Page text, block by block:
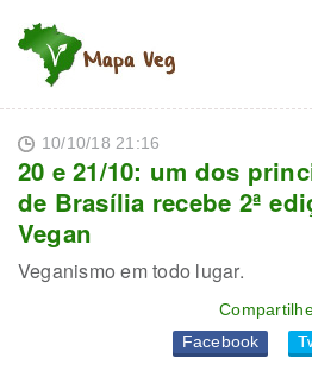
10/10/18 21:16
20 e 21/10: um dos
de Brasília recebe 2ª
Vegan
Veganismo em todo lugar.
Facebook